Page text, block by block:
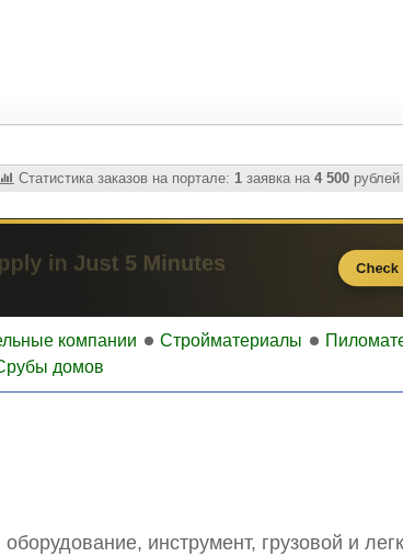
Статистика заказов на портале: 1 заявка на 4 500
компании Стройматериалы
домов
инструмент, грузовой и